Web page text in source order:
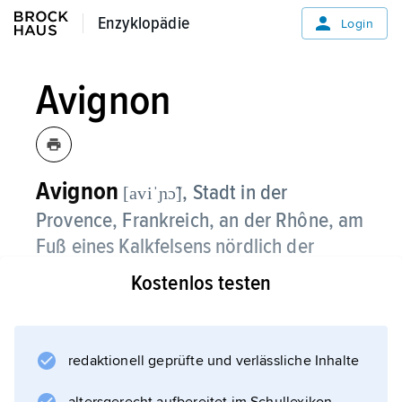
Enzyklopädie
Enzyklopädie Login
Avignon
Avignon [aviˈɲɔ̃], Stadt in der
Provence, Frankreich, an der Rhône, am
Fuß eines Kalkfelsens nördlich der
Mündung der Durance, 90 300
katholischer Erzbischofssitz, Universität,
Kostenlos testen
redaktionell geprüfte und verlässliche Inhalte